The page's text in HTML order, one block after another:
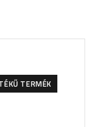
TERMÉK